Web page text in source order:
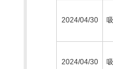
2024/04/30
2024/04/30